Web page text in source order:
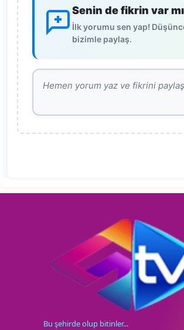
Senin de fikrin var
İlk yorumu sen yap!
bizimle paylaş.
Bu şehirde olup bitinler...